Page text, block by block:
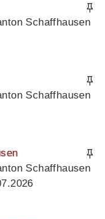
Schaffhausen
Schaffhausen
Schaffhausen